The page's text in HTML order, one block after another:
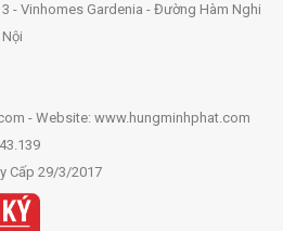
- Vinhomes Gardenia - Đường Hàm Nghi
- Website: www.hungminhphat.com
Cấp 29/3/2017